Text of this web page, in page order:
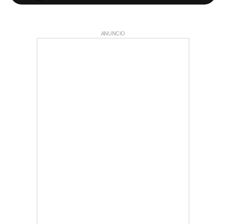
ANUNCIO